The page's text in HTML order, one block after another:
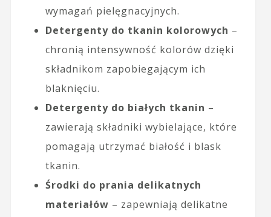
wymagań pielęgnacyjnych.
Detergenty do tkanin kolorowych –
chronią intensywność kolorów dzięki
składnikom zapobiegającym ich
blaknięciu.
Detergenty do białych tkanin –
zawierają składniki wybielające, które
pomagają utrzymać białość i blask
tkanin.
Środki do prania delikatnych
materiałów – zapewniają delikatne